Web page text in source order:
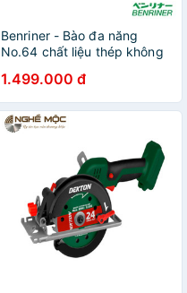
Benriner - Bào đa năng
No.64 chất liệu thép không
1.499.000 đ